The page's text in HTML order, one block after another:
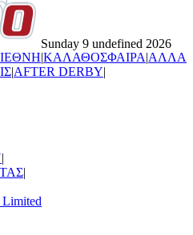
Sunday 9 undefined 2026
|ΚΑΛΑΘΟΣΦΑΙΡΑ|ΑΛΛΑ
|AFTER DERBY|
|
|
Limited